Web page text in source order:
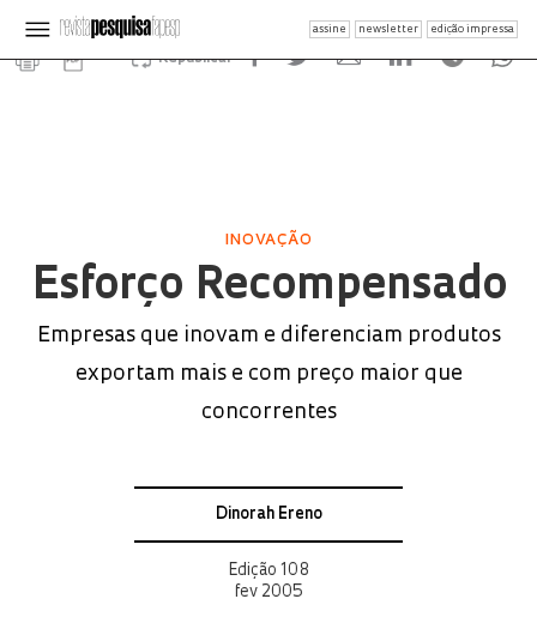
assine newsletter edição impressa
Republicar
INOVAÇÃO
Esforço Recompensado
Empresas que inovam e diferenciam produtos
exportam mais e com preço maior que
concorrentes
Dinorah Ereno
Edição 108
fev 2005